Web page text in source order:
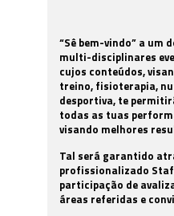
“Sê bem-vindo” a um
multi-disciplinares
cujos conteúdos,
treino, fisioterapia,
desportiva, te
todas as tuas
visando melhores
Tal será garantido
profissionalizado
participação de
áreas referidas e